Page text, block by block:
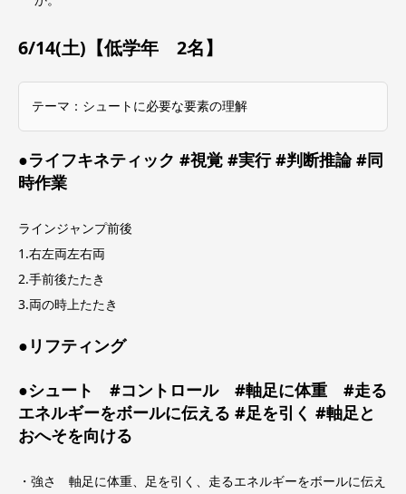
6/14(土)【低学年 2名】
テーマ：シュートに必要な要素の理解
●ライフキネティック #視覚 #実行 #判断推論 #同
時作業
ラインジャンプ前後
1.右左両左右両
2.手前後たたき
3.両の時上たたき
●リフティング
●シュート #コントロール #軸足に体重 #走る
エネルギーをボールに伝える #足を引く #軸足と
おへそを向ける
・強さ 軸足に体重、足を引く、走るエネルギーをボールに伝え